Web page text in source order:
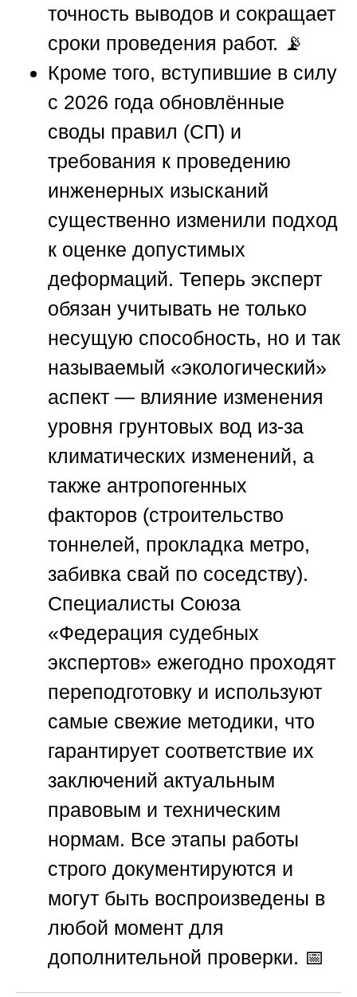
точность выводов и сокращает
сроки проведения работ. 📡
Кроме того, вступившие в силу
с 2026 года обновлённые
своды правил (СП) и
требования к проведению
инженерных изысканий
существенно изменили подход
к оценке допустимых
деформаций. Теперь эксперт
обязан учитывать не только
несущую способность, но и так
называемый «экологический»
аспект — влияние изменения
уровня грунтовых вод из-за
климатических изменений, а
также антропогенных
факторов (строительство
тоннелей, прокладка метро,
забивка свай по соседству).
Специалисты Союза
«Федерация судебных
экспертов» ежегодно проходят
переподготовку и используют
самые свежие методики, что
гарантирует соответствие их
заключений актуальным
правовым и техническим
нормам. Все этапы работы
строго документируются и
могут быть воспроизведены в
любой момент для
дополнительной проверки. 📅